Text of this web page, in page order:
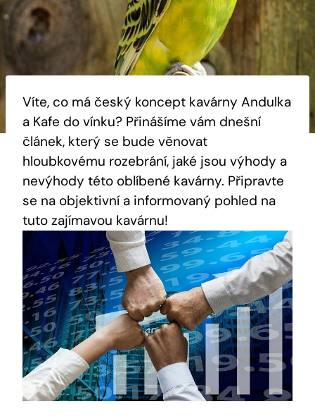
Víte, co má český koncept kavárny Andulka
a Kafe do vínku? Přinášíme vám dnešní
článek, který se bude věnovat
hloubkovému rozebrání, jaké jsou výhody a
nevýhody této oblíbené kavárny. Připravte
se na objektivní a informovaný pohled na
tuto zajímavou kavárnu!